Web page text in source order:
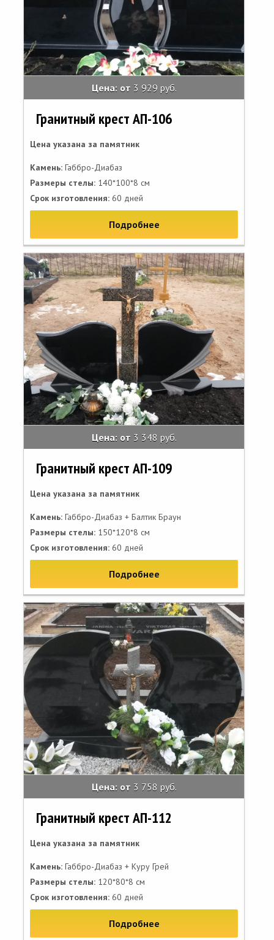
Цена: от 3 929 руб.
Гранитный крест АП-106
Цена указана за памятник
Камень: Габбро-Диабаз
Размеры стелы: 140*100*8 см
Срок изготовления: 60 дней
Подробнее
Цена: от 3 348 руб.
Гранитный крест АП-109
Цена указана за памятник
Камень: Габбро-Диабаз + Балтик Браун
Размеры стелы: 150*120*8 см
Срок изготовления: 60 дней
Подробнее
Цена: от 3 758 руб.
Гранитный крест АП-112
Цена указана за памятник
Камень: Габбро-Диабаз + Куру Грей
Размеры стелы: 120*80*8 см
Срок изготовления: 60 дней
Подробнее